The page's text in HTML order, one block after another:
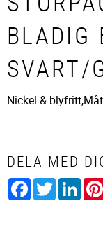
BLADIG
SVART/
Nickel &
DELA MED
Facebook
Twitter